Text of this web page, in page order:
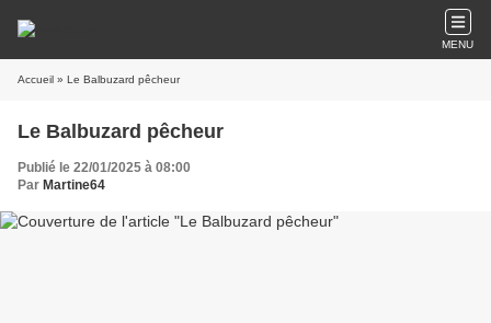
MENU
Accueil » Le Balbuzard pêcheur
Le Balbuzard pêcheur
Publié le 22/01/2025 à 08:00
Par Martine64